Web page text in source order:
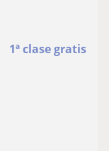
1ª clase gratis